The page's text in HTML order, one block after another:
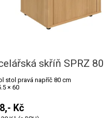
skříň SPRZ
stol pravá napříč 80 cm
× 60
Kč